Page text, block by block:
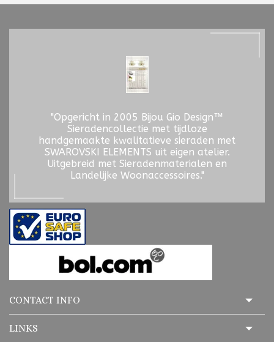
"Opgericht in 2005 Bijou Gio Design™
Sieradencollectie met tijdloze
handgemaakte kwalitatieve sieraden met
SWAROVSKI ELEMENTS uit eigen atelier.
Uitgebreid met Sieradenmaterialen en
Landelijke Woonaccessoires."
CONTACT INFO
LINKS